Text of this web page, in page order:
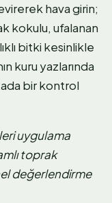
hava girin;
kokulu, ufalanan
bitki kesinlikle
kuru yazlarında
bir kontrol
uygulama
toprak
değerlendirme